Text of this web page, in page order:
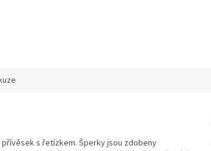
s řetízkem. Šperky jsou zdobeny